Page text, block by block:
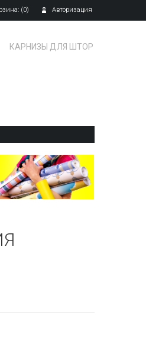
Авторизация
(0)
КАРНИЗЫ ДЛЯ ШТОР